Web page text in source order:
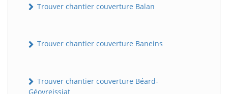
Trouver chantier couverture Balan
Trouver chantier couverture Baneins
Trouver chantier couverture Béard-
Géovreissiat